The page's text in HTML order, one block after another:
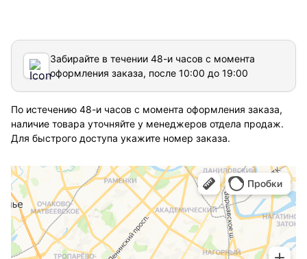
Забирайте в течении 48-и часов с момента
оформления заказа, после 10:00 до 19:00
По истечению 48-и часов с момента оформления заказа,
наличие товара уточняйте у менеджеров отдела продаж.
Для быстрого доступа укажите номер заказа.